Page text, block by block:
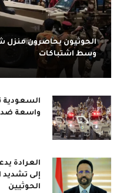
الحوثيون يحاصرون
وسط اشتباكات
السعودية
واسعة ضد
العرادة
إلى
الحوثيين